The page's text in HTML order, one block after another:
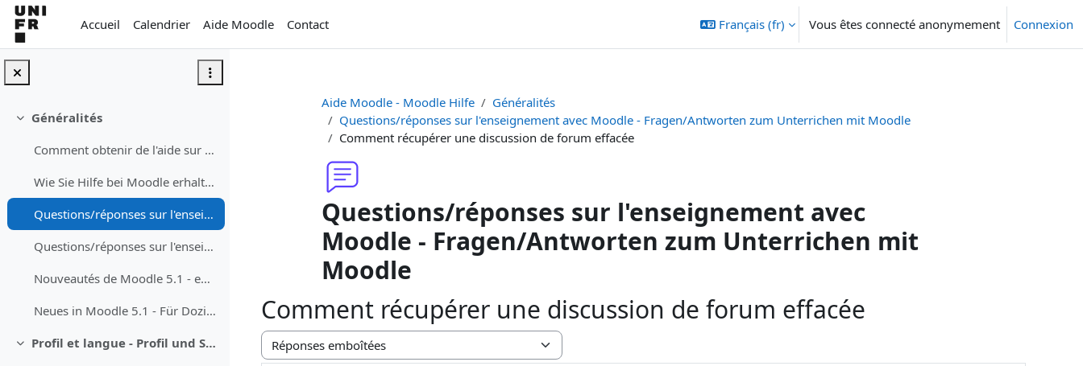
Passer au contenu principal
Accueil
Calendrier Aide Moodle Contact Français ‎(fr)‎ Vous êtes connecté anonymement Connexion
Replier
Généralités
Comment obtenir de l'aide sur Moodle
Wie Sie Hilfe bei Moodle erhalten können
Questions/réponses sur l'enseignement avec Moodle - Fragen/Antworten zum Unterrichen mit Moodle
Questions/réponses sur l'enseignement avec Teams dans les auditoires - Fragen/Antworten zum Studium mit Teams in dem Auditorium
Nouveautés de Moodle 5.1 - enseignant·e
Neues in Moodle 5.1 - Für Dozierende
Replier
Profil et langue - Profil und Sprache
Aide Moodle - Moodle Hilfe
Généralités
Questions/réponses sur l'enseignement avec Moodle - Fragen/Antworten zum Unterrichen mit Moodle
Comment récupérer une discussion de forum effacée
Questions/réponses sur l'enseignement avec
Moodle - Fragen/Antworten zum Unterrichen mit
Moodle
Comment récupérer une discussion de forum effacée
Type d’affichage